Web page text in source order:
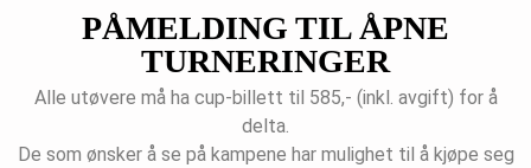
PÅMELDING TIL ÅPNE
TURNERINGER
Alle utøvere må ha cup-billett til 585,- (inkl. avgift) for å
delta.
De som ønsker å se på kampene har mulighet til å kjøpe seg